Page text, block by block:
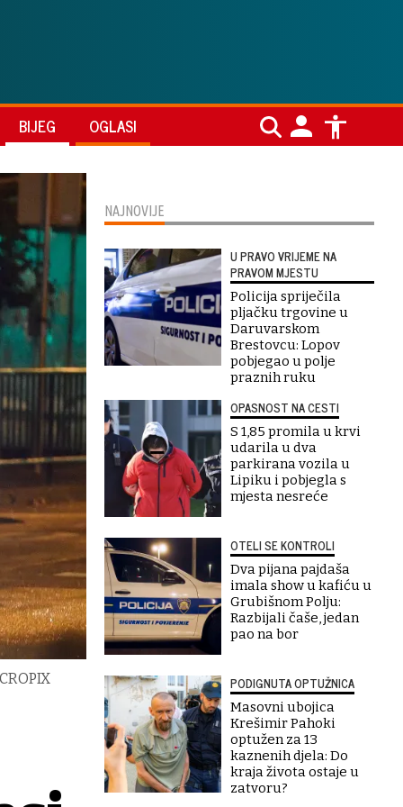
BIJEG OGLASI
NAJNOVIJE
U PRAVO VRIJEME NA
PRAVOM MJESTU
Policija spriječila
pljačku trgovine u
Daruvarskom
Brestovcu: Lopov
pobjegao u polje
praznih ruku
OPASNOST NA CESTI
S 1,85 promila u krvi
udarila u dva
parkirana vozila u
Lipiku i pobjegla s
mjesta nesreće
OTELI SE KONTROLI
Dva pijana pajdaša
imala show u kafiću u
Grubišnom Polju:
Razbijali čaše, jedan
pao na bor
PODIGNUTA OPTUŽNICA
Masovni ubojica
Krešimir Pahoki
optužen za 13
kaznenih djela: Do
kraja života ostaje u
zatvoru?